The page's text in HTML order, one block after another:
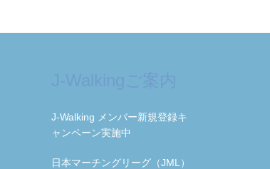
J-Walking メンバー新規登録キ
ャンペーン実施中
日本マーチングリーグ（JML）